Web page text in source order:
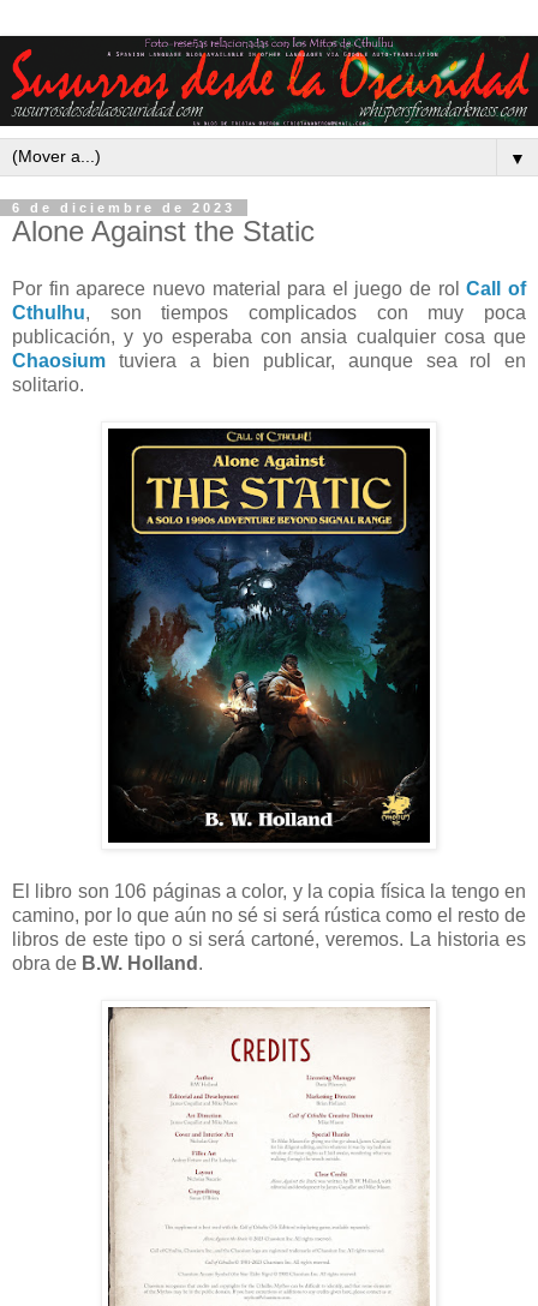
▼
6 de diciembre de 2023
Alone Against the Static
Por fin aparece nuevo material para el juego de rolCall of
Cthulhu, son tiempos complicados con muy poca
publicación, y yo esperaba con ansia cualquier cosa que
Chaosium tuviera a bien publicar, aunque sea rol en
solitario.
El libro son 106 páginas a color, y la copia física la tengo en
camino, por lo que aún no sé si será rústica como el resto de
libros de este tipo o si será cartoné, veremos. La historia es
obra de B.W. Holland .